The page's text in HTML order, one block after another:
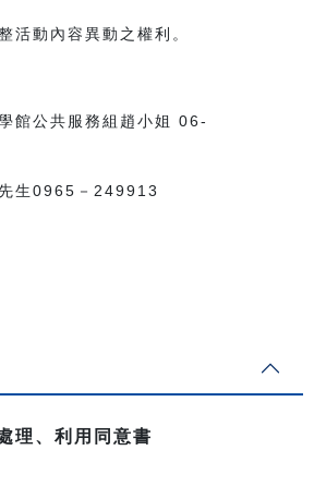
活動內容異動之權利。
館公共服務組趙小姐 06-
生0965 － 249913
理、利用同意書